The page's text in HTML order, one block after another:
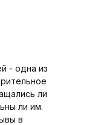
- одна из
ли
ли им.
в